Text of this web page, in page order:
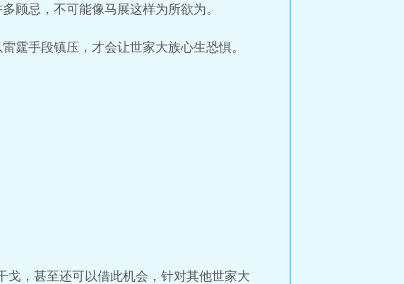
顾忌，不可能像马展这样为所欲为。
霆手段镇压，才会让世家大族心生恐惧。
戈，甚至还可以借此机会，针对其他世家大